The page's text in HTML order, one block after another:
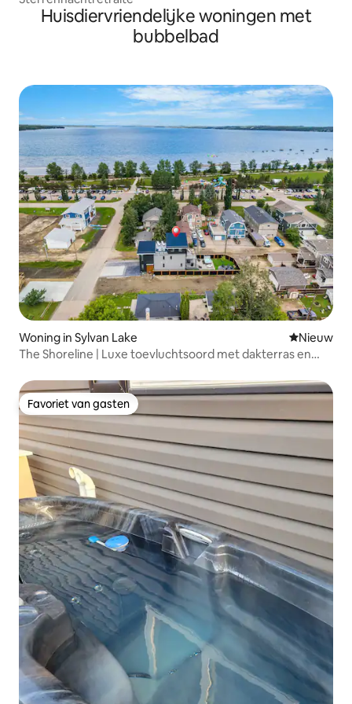
Huisdiervriendelijke woningen met
bubbelbad
Woning in Sylvan Lake Nieuwe
Nieuw
The Shoreline | Luxe toevluchtsoord met dakterras en
Favoriet van gasten
Favoriet van gasten